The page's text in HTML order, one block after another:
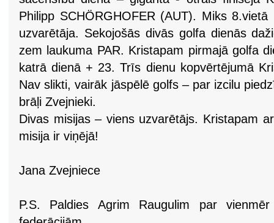
Philipp SCHÖRGHOFER (AUT). Miks
uzvarētāja. Sekojošās divās golfa dienās
zem laukuma PAR. Kristapam pirmajā golfa
katrā dienā + 23. Trīs dienu kopvērtējumā
Nav slikti, vairāk jāspēlē golfs – par izcilu
brāļi Zvejnieki.
Divas misijas – viens uzvarētājs. Kristapam
misija ir viņējā!
Jana Zvejniece
P.S. Paldies Agrim Raugulim par